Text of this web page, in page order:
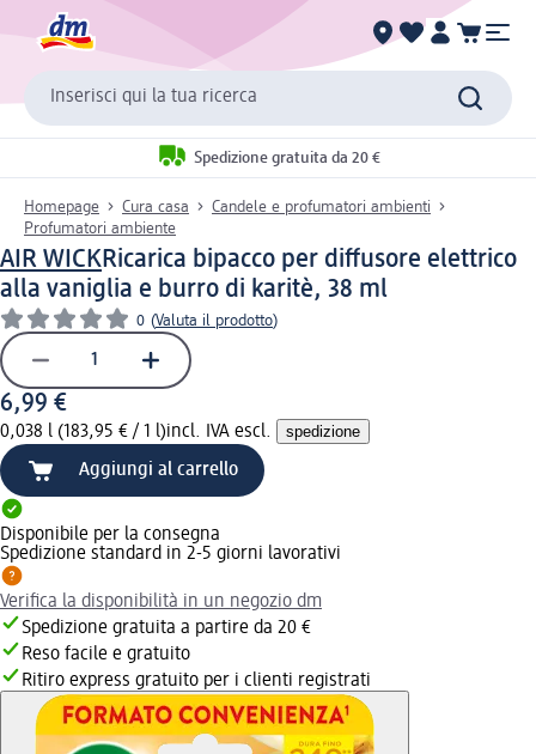
Inserisci qui la tua ricerca
Spedizione gratuita da 20 €
Homepage Cura casa
Candele e profumatori ambienti
Profumatori ambiente
AIR WICKRicarica bipacco per diffusore elettrico
alla vaniglia e burro di karitè, 38 ml
0 (Valuta il prodotto)
6,99 €
0,038 l (183,95 € / 1 l)incl. IVA escl. spedizione
Aggiungi al carrello
Disponibile per la consegna
Spedizione standard in 2-5 giorni lavorativi
Verifica la disponibilità in un negozio dm
Spedizione gratuita a partire da 20 €
Reso facile e gratuito
Ritiro express gratuito per i clienti registrati